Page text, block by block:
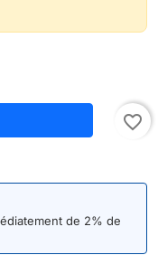
favorite_border
de 2% de